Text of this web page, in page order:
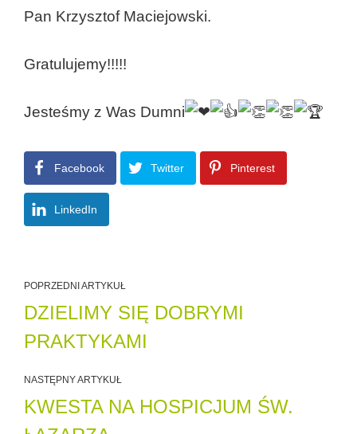
Pan Krzysztof Maciejowski.
Gratulujemy!!!!!
Jesteśmy z Was Dumni
Facebook Twitter Pinterest
LinkedIn
POPRZEDNI ARTYKUŁ
DZIELIMY SIĘ DOBRYMI
PRAKTYKAMI
NASTĘPNY ARTYKUŁ
KWESTA NA HOSPICJUM ŚW.